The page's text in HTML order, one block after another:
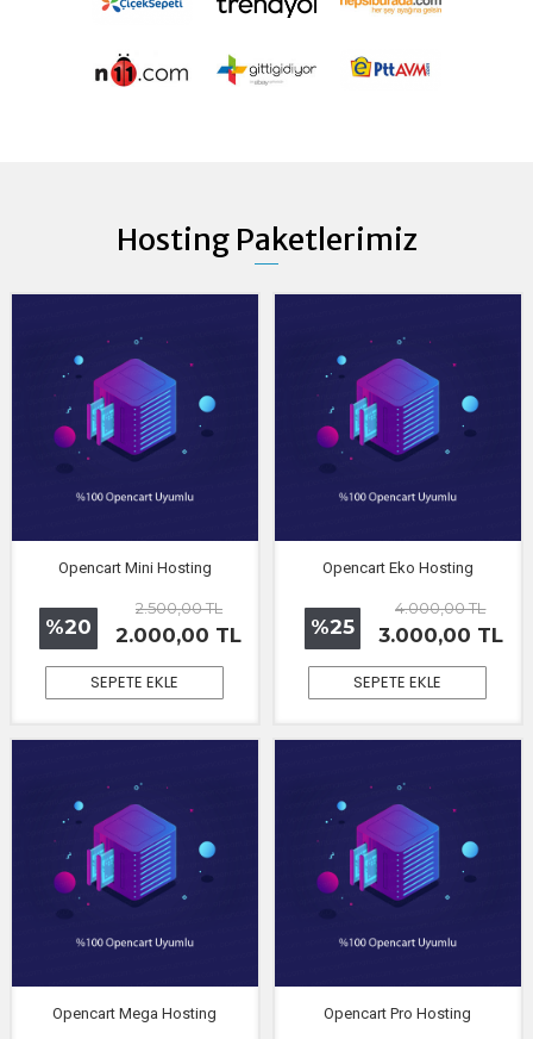
Hosting Paketlerimiz
Opencart Mini Hosting
%20
2.500,00 TL
2.000,00 TL
SEPETE EKLE
Opencart Eko Hosting
%25
4.000,00 TL
3.000,00 TL
SEPETE EKLE
Opencart Mega Hosting Opencart Pro Hosting